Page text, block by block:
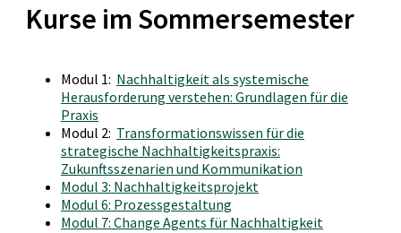
Kurse im Sommersemester
Modul 1: Nachhaltigkeit als systemische
Herausforderung verstehen: Grundlagen für die
Praxis
Modul 2: Transformationswissen für die
strategische Nachhaltigkeitspraxis:
Zukunftsszenarien und Kommunikation
Modul 3: Nachhaltigkeitsprojekt
Modul 6: Prozessgestaltung
Modul 7: Change Agents für Nachhaltigkeit